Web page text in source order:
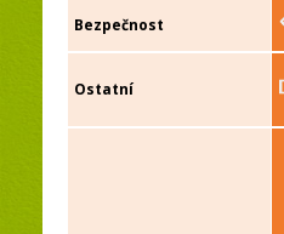
Bezpečnost
Ostatní